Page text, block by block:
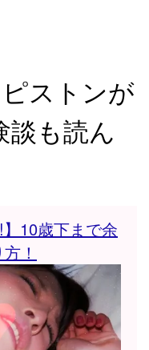
ストンが
談も読ん
】10歳下まで余
！